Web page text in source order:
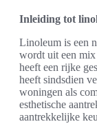
Inleiding tot
Linoleum is een
wordt uit een
heeft een rijke
heeft sindsdien
woningen als
esthetische
aantrekkelijke